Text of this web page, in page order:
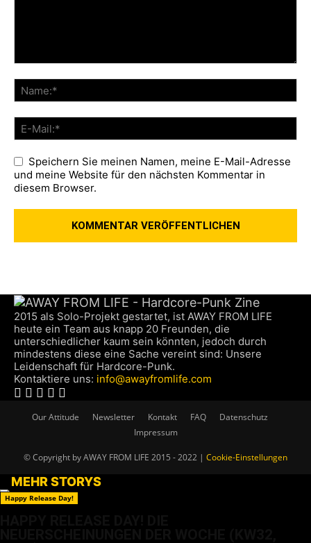
Speichern Sie meinen Namen, meine E-Mail-Adresse
und meine Website für den nächsten Kommentar in
diesem Browser.
2015 als Solo-Projekt gestartet, ist AWAY FROM LIFE
heute ein Team aus knapp 20 Freunden, die
unterschiedlicher kaum sein könnten, jedoch durch
mindestens diese eine Sache vereint sind: Unsere
Leidenschaft für Hardcore-Punk.
Kontaktiere uns: info@awayfromlife.com
Our Attitude Newsletter Kontakt FAQ
Datenschutz
Impressum
© Copyright by AWAY FROM LIFE 2015 - 2022 | Cookie-Einstellungen
MEHR STORYS
Happy Release Day!